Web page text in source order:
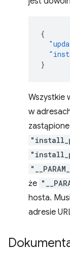
{
}
Wszystkie
w
że
hosta.
adresie